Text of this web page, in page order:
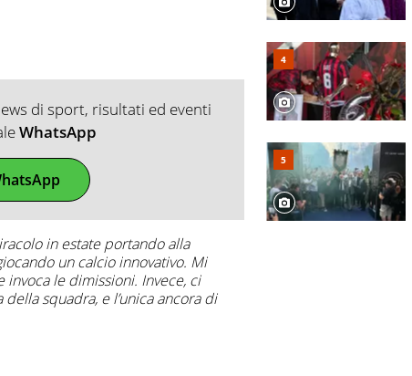
di sport, risultati ed eventi
WhatsApp
in estate portando alla
un calcio innovativo. Mi
le dimissioni. Invece, ci
squadra, e l’unica ancora di